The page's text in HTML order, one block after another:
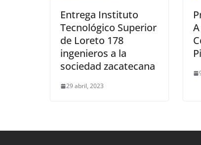
Entrega Instituto
Tecnológico Superior
de Loreto 178
ingenieros a la
sociedad zacatecana
29 abril, 2023